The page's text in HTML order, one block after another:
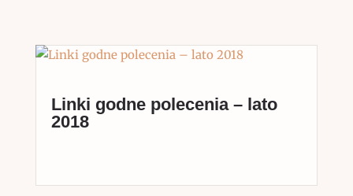
Linki godne polecenia – lato
2018